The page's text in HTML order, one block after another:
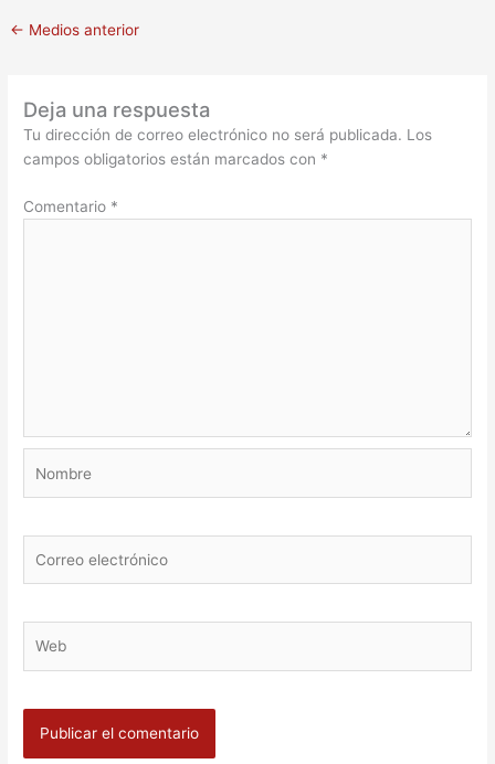
← Medios anterior
Deja una respuesta
Tu dirección de correo electrónico no será publicada. Los
campos obligatorios están marcados con *
Comentario *
electrónico